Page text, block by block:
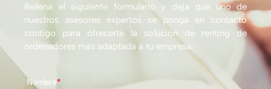
Rellena el siguiente formulario y deja que uno de
nuestros asesores expertos se ponga en contacto
contigo para ofrecerte la solución de renting de
ordenadores más adaptada a tu empresa.